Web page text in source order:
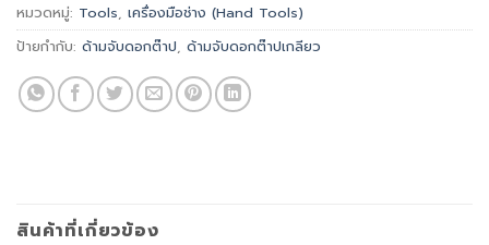
หมวดหมู่: Tools เครื่องมือช่าง (Hand Tools)
ป้ายกำกับ: ด้ามจับดอกต๊าป ด้ามจับดอกต๊าปเกลียว
สินค้าที่เกี่ยวข้อง